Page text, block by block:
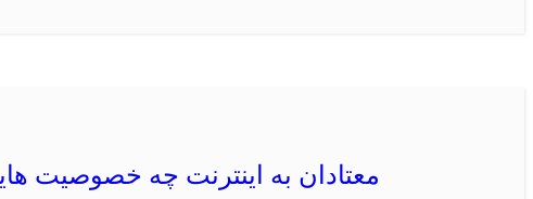
معتادان به اینترنت چه خصوصیت